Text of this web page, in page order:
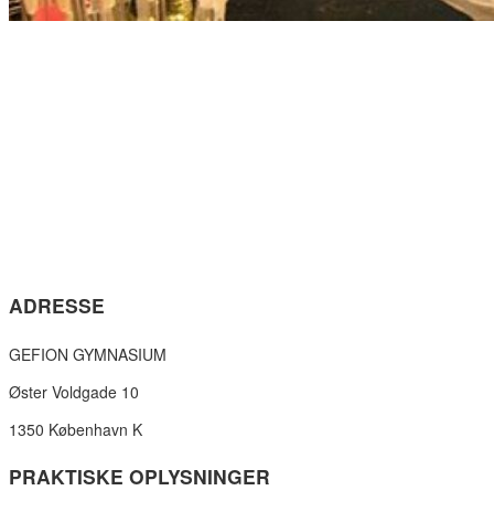
ADRESSE
GEFION GYMNASIUM
Øster Voldgade 10
1350 København K
PRAKTISKE OPLYSNINGER